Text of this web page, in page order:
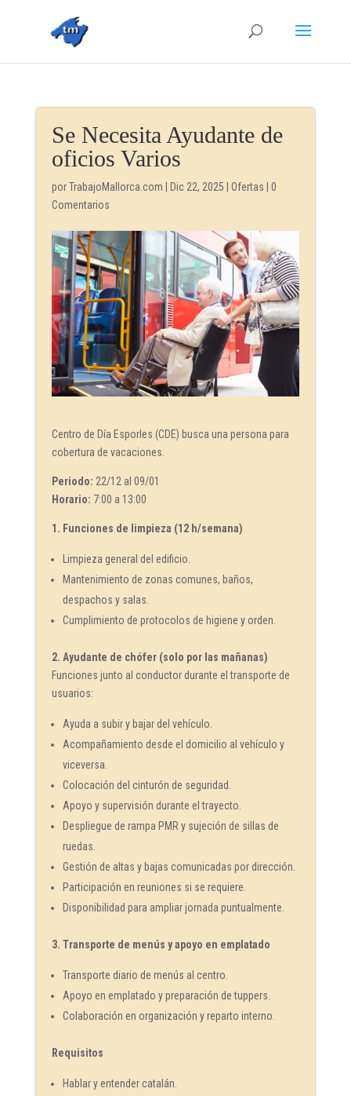
Se Necesita Ayudante de
oficios Varios
porTrabajoMallorca.com Dic 22, 2025 Ofertas
0
Comentarios
Centro de Día Esporles (CDE) busca una persona para
cobertura de vacaciones.
Periodo: 22/12 al 09/01
Horario: 7:00 a 13:00
1. Funciones de limpieza (12 h/semana)
Limpieza general del edificio.
Mantenimiento de zonas comunes, baños,
despachos y salas.
Cumplimiento de protocolos de higiene y orden.
2. Ayudante de chófer (solo por las mañanas)
Funciones junto al conductor durante el transporte de
usuarios:
Ayuda a subir y bajar del vehículo.
Acompañamiento desde el domicilio al vehículo y
viceversa.
Colocación del cinturón de seguridad.
Apoyo y supervisión durante el trayecto.
Despliegue de rampa PMR y sujeción de sillas de
ruedas.
Gestión de altas y bajas comunicadas por dirección.
Participación en reuniones si se requiere.
Disponibilidad para ampliar jornada puntualmente.
3. Transporte de menús y apoyo en emplatado
Transporte diario de menús al centro.
Apoyo en emplatado y preparación de tuppers.
Colaboración en organización y reparto interno.
Requisitos
Hablar y entender catalán.